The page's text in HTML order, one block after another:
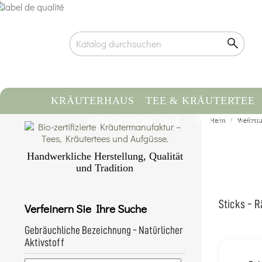
KRÄUTERHAUS TEE & KRÄUTERTEE
ÄTHERISCHE ÖLE
Handwerkliche Herstellung, Qualität
und Tradition
Herkunft
Mehr erfahren...
Verfeinern Sie Ihre Suche
Gebräuchliche Bezeichnung - Natürlicher
Aktivstoff
Heim
Sticks -